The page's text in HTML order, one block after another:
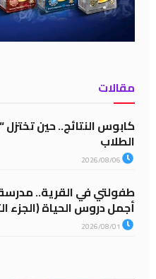
مقالات
الطلاب
طفولتي في القرية..
أجمل دروس الحياة (الجزء